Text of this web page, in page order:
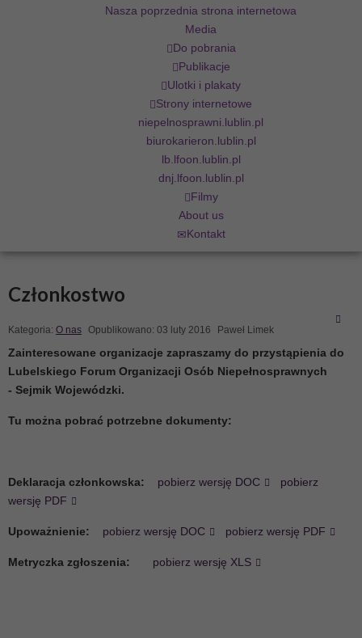
Nasza poprzednia strona internetowa
Media
Do pobrania
Publikacje
Ulotki i plakaty
Strony internetowe
niepelnosprawni.lublin.pl
biurokarieron.lublin.pl
lb.lfoon.lublin.pl
dnj.lfoon.lublin.pl
Filmy
About us
Kontakt
Członkostwo
Kategoria: O nas Opublikowano: 03 luty 2016 Paweł Limek
Zainteresowane organizacje zapraszamy do przystąpienia do
Lubelskiego Forum Organizacji Osób Niepełnosprawnych
- Sejmik Wojewódzki.
Tu można pobrać potrzebne dokumenty:
Deklaracja członkowska: pobierz wersję DOC
pobierz
wersję PDF
Upoważnienie: pobierz wersję DOC pobierz wersję PDF
Metryczka zgłoszenia: pobierz wersję XLS